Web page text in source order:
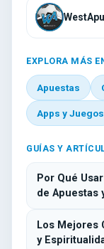
EXPLORA MÁS
Apuestas
Apps y Juegos
GUÍAS Y
Por Qué
de Apuestas
Los Mejores
y